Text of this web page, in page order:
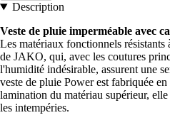
Description
Veste de pluie imperméable avec
Les matériaux fonctionnels
de JAKO, qui, avec les coutures
l'humidité indésirable, assurent une
veste de pluie Power est fabriquée
lamination du matériau supérieur,
les intempéries.